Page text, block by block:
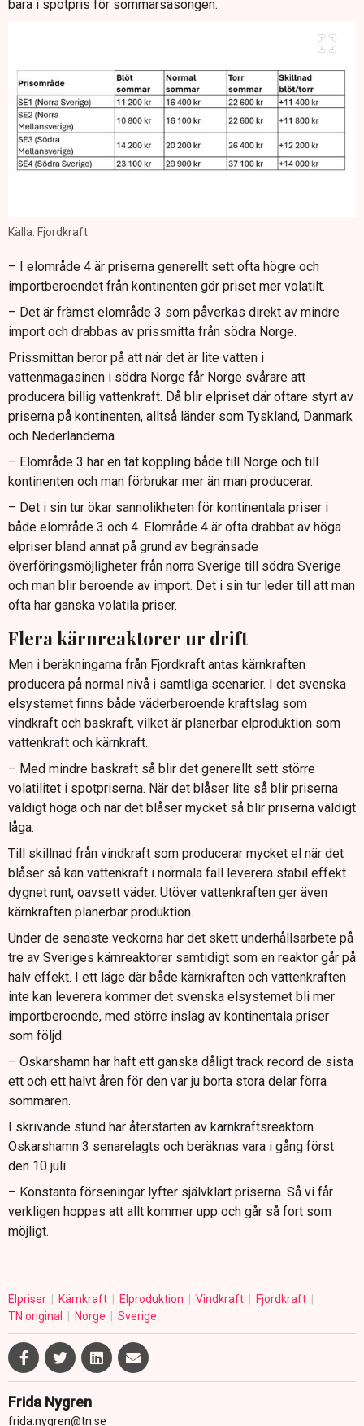
bara i spotpris för sommarsäsongen.
Källa: Fjordkraft
– I elområde 4 är priserna generellt sett ofta högre och
importberoendet från kontinenten gör priset mer volatilt.
– Det är främst elområde 3 som påverkas direkt av mindre
import och drabbas av prissmitta från södra Norge.
Prissmittan beror på att när det är lite vatten i
vattenmagasinen i södra Norge får Norge svårare att
producera billig vattenkraft. Då blir elpriset där oftare styrt av
priserna på kontinenten, alltså länder som Tyskland, Danmark
och Nederländerna.
– Elområde 3 har en tät koppling både till Norge och till
kontinenten och man förbrukar mer än man producerar.
– Det i sin tur ökar sannolikheten för kontinentala priser i
både elområde 3 och 4. Elområde 4 är ofta drabbat av höga
elpriser bland annat på grund av begränsade
överföringsmöjligheter från norra Sverige till södra Sverige
och man blir beroende av import. Det i sin tur leder till att man
ofta har ganska volatila priser.
Flera kärnreaktorer ur drift
Men i beräkningarna från Fjordkraft antas kärnkraften
producera på normal nivå i samtliga scenarier. I det svenska
elsystemet finns både väderberoende kraftslag som
vindkraft och baskraft, vilket är planerbar elproduktion som
vattenkraft och kärnkraft.
– Med mindre baskraft så blir det generellt sett större
volatilitet i spotpriserna. När det blåser lite så blir priserna
väldigt höga och när det blåser mycket så blir priserna väldigt
låga.
Till skillnad från vindkraft som producerar mycket el när det
blåser så kan vattenkraft i normala fall leverera stabil effekt
dygnet runt, oavsett väder. Utöver vattenkraften ger även
kärnkraften planerbar produktion.
Under de senaste veckorna har det skett underhållsarbete på
tre av Sveriges kärnreaktorer samtidigt som en reaktor går på
halv effekt. I ett läge där både kärnkraften och vattenkraften
inte kan leverera kommer det svenska elsystemet bli mer
importberoende, med större inslag av kontinentala priser
som följd.
– Oskarshamn har haft ett ganska dåligt track record de sista
ett och ett halvt åren för den var ju borta stora delar förra
sommaren.
I skrivande stund har återstarten av kärnkraftsreaktorn
Oskarshamn 3 senarelagts och beräknas vara i gång först
den 10 juli.
– Konstanta förseningar lyfter självklart priserna. Så vi får
verkligen hoppas att allt kommer upp och går så fort som
möjligt.
Elpriser Kärnkraft Elproduktion Vindkraft
Fjordkraft
TN original
Norge Sverige
Frida Nygren
frida.nygren@tn.se